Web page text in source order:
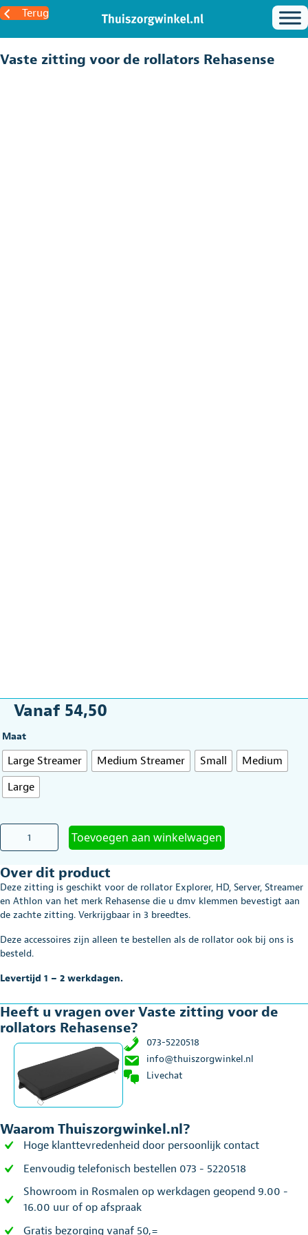
Terug
Vaste zitting voor de rollators Rehasense
Vanaf 54,50
Maat
Large Streamer Medium Streamer Small
Medium
Large
Vaste
de
rollators
Rehasense
aantal
Toevoegen aan winkelwagen
Over dit product
Deze zitting is geschikt voor de rollator Explorer, HD, Server, Streamer
en Athlon van het merk Rehasense die u dmv klemmen bevestigt aan
de zachte zitting. Verkrijgbaar in 3 breedtes.
Deze accessoires zijn alleen te bestellen als de rollator ook bij ons is
besteld.
Levertijd 1 – 2 werkdagen.
Heeft u vragen over Vaste zitting voor de
rollators Rehasense?
073-5220518
info@thuiszorgwinkel.nl
Livechat
Waarom Thuiszorgwinkel.nl?
Hoge klanttevredenheid door persoonlijk contact
Eenvoudig telefonisch bestellen 073 - 5220518
Showroom in Rosmalen op werkdagen geopend 9.00 -
16.00 uur of op afspraak
Gratis bezorging vanaf 50,=